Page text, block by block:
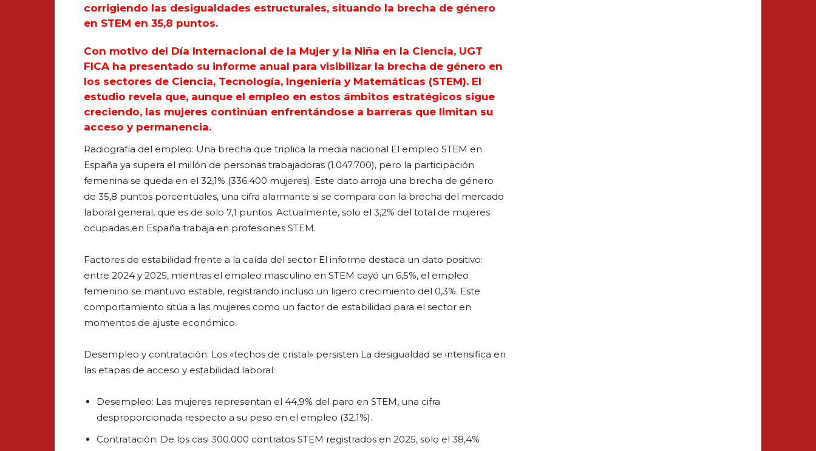
corrigiendo las desigualdades estructurales, situando la brecha de género
en STEM en 35,8 puntos.
Con motivo del Día Internacional de la Mujer y la Niña en la Ciencia, UGT
FICA ha presentado su informe anual para visibilizar la brecha de género en
los sectores de Ciencia, Tecnología, Ingeniería y Matemáticas (STEM). El
estudio revela que, aunque el empleo en estos ámbitos estratégicos sigue
creciendo, las mujeres continúan enfrentándose a barreras que limitan su
acceso y permanencia.
Radiografía del empleo: Una brecha que triplica la media nacional El empleo STEM en
España ya supera el millón de personas trabajadoras (1.047.700), pero la participación
femenina se queda en el 32,1% (336.400 mujeres). Este dato arroja una brecha de género
de 35,8 puntos porcentuales, una cifra alarmante si se compara con la brecha del mercado
laboral general, que es de solo 7,1 puntos. Actualmente, solo el 3,2% del total de mujeres
ocupadas en España trabaja en profesiones STEM.
Factores de estabilidad frente a la caída del sector El informe destaca un dato positivo:
entre 2024 y 2025, mientras el empleo masculino en STEM cayó un 6,5%, el empleo
femenino se mantuvo estable, registrando incluso un ligero crecimiento del 0,3%. Este
comportamiento sitúa a las mujeres como un factor de estabilidad para el sector en
momentos de ajuste económico.
Desempleo y contratación: Los «techos de cristal» persisten La desigualdad se intensifica en
las etapas de acceso y estabilidad laboral:
Desempleo: Las mujeres representan el 44,9% del paro en STEM, una cifra
desproporcionada respecto a su peso en el empleo (32,1%).
Contratación: De los casi 300.000 contratos STEM registrados en 2025, solo el 38,4%